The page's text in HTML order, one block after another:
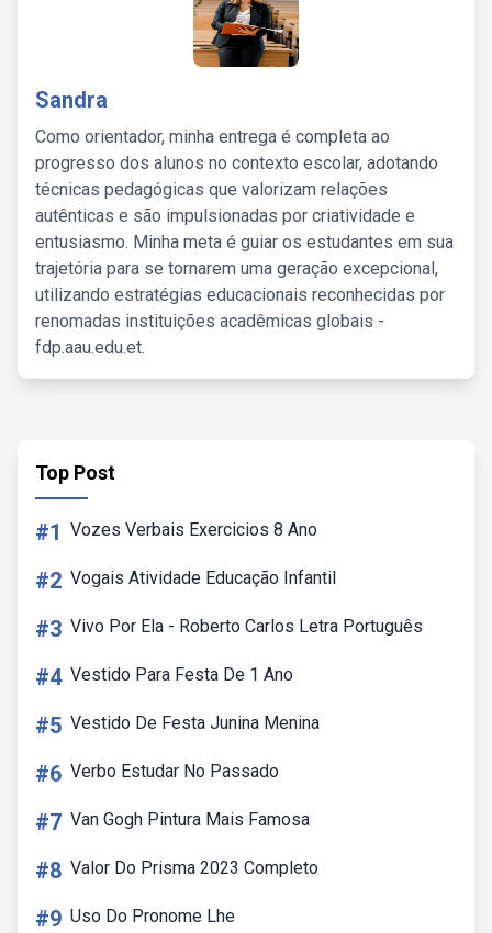
Sandra
Como orientador, minha entrega é completa ao
progresso dos alunos no contexto escolar, adotando
técnicas pedagógicas que valorizam relações
autênticas e são impulsionadas por criatividade e
entusiasmo. Minha meta é guiar os estudantes em sua
trajetória para se tornarem uma geração excepcional,
utilizando estratégias educacionais reconhecidas por
renomadas instituições acadêmicas globais -
fdp.aau.edu.et.
Top Post
#1 Vozes Verbais Exercicios 8 Ano
#2 Vogais Atividade Educação Infantil
#3 Vivo Por Ela - Roberto Carlos Letra Português
#4 Vestido Para Festa De 1 Ano
#5 Vestido De Festa Junina Menina
#6 Verbo Estudar No Passado
#7 Van Gogh Pintura Mais Famosa
#8 Valor Do Prisma 2023 Completo
#9 Uso Do Pronome Lhe